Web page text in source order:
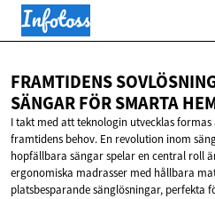
FRAMTIDENS
SÄNGAR FÖRSMARTA
I takt med att teknologin utvecklas
framtidens behov. En revolution inom
hopfällbara sängar spelar en central roll
ergonomiska madrasser med hållbara
platsbesparande sänglösningar, perfekta